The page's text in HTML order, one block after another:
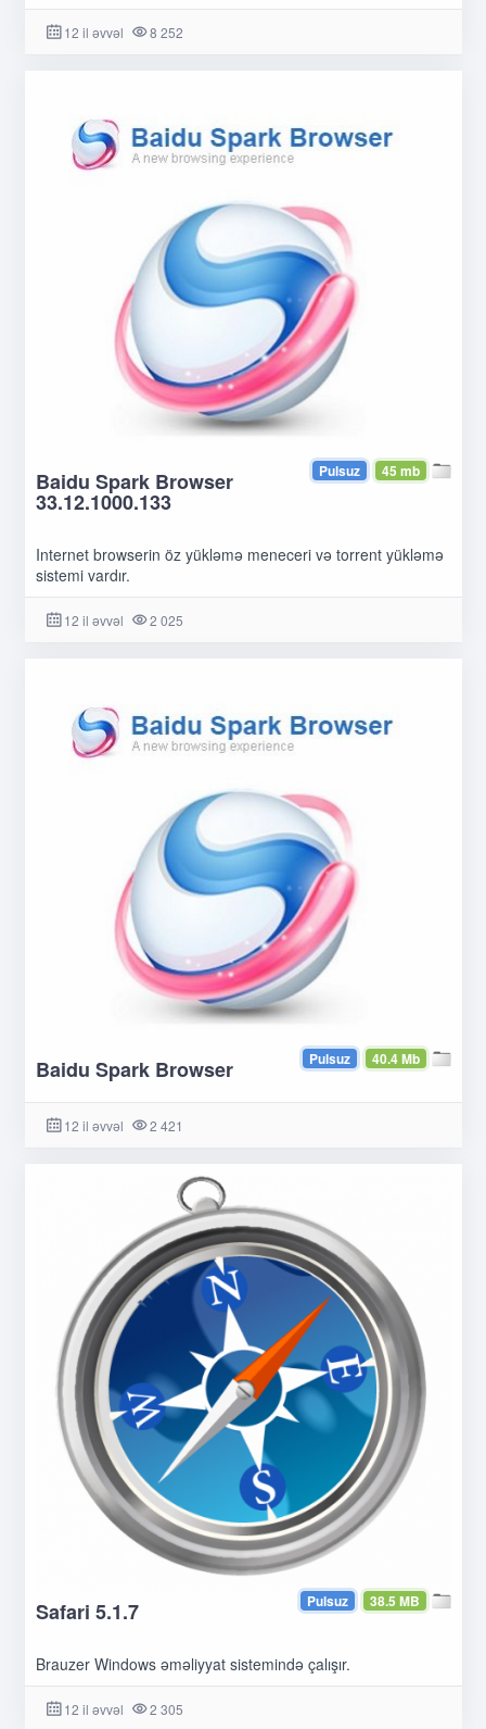
12 il əvvəl 8 252
45 mb
Pulsuz
Baidu Spark Browser
33.12.1000.133
Internet browserin öz yükləmə meneceri və torrent yükləmə
sistemi vardır.
12 il əvvəl 2 025
40.4 Mb
Pulsuz
Baidu Spark Browser
12 il əvvəl 2 421
38.5 MB
Pulsuz
Safari 5.1.7
Brauzer Windows əməliyyat sistemində çalışır.
12 il əvvəl 2 305